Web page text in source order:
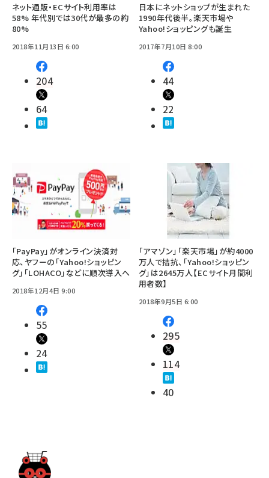
ネット通販・ECサイト利用率は
58% 年代別では30代が最多の約
80%
2018年11月13日 6:00
204
64
日本にネットショップが生まれた
1990年代後半。楽天市場や
Yahoo!ショッピングも誕生
2017年7月10日 8:00
44
22
「PayPay」がオンライン決済対
応、ヤフーの「Yahoo!ショッピン
グ」「LOHACO」などに順次導入へ
2018年12月4日 9:00
55
24
「アマゾン」「楽天市場」が約4000
万人で拮抗、「Yahoo!ショッピン
グ」は2645万人【ECサイト月間利
用者数】
2018年9月5日 6:00
295
114
40